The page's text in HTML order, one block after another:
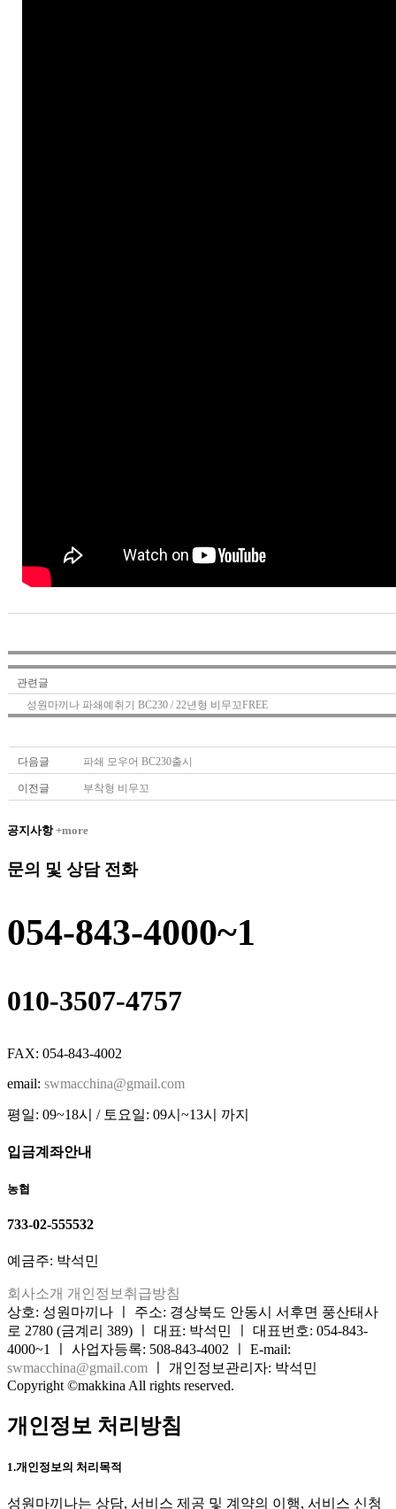
관련글
성원마끼나 파쇄예취기 BC230 / 22년형 비무꼬FREE
다음글 파쇄 모우어 BC230출시
이전글 부착형 비무꼬
공지사항+more
문의 및 상담 전화
054-843-4000~1
010-3507-4757
FAX: 054-843-4002
email: swmacchina@gmail.com
평일: 09~18시 / 토요일: 09시~13시 까지
입금계좌안내
농협
733-02-555532
예금주: 박석민
회사소개 개인정보취급방침
상호: 성원마끼나 ㅣ 주소: 경상북도 안동시 서후면 풍산태사
로 2780 (금계리 389) ㅣ 대표: 박석민 ㅣ 대표번호: 054-843-
4000~1 ㅣ 사업자등록: 508-843-4002 ㅣ E-mail:
swmacchina@gmail.com ㅣ 개인정보관리자: 박석민
Copyright ©makkina All rights reserved.
개인정보 처리방침
1.개인정보의 처리목적
성원마끼나는 상담, 서비스 제공 및 계약의 이행, 서비스 신청